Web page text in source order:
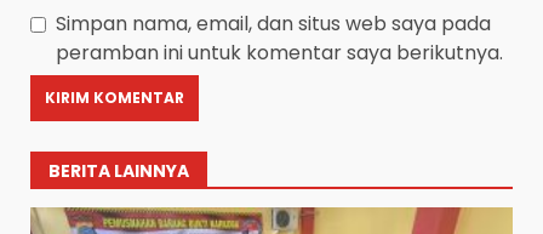
Simpan nama, email, dan situs web saya pada
peramban ini untuk komentar saya berikutnya.
BERITA LAINNYA